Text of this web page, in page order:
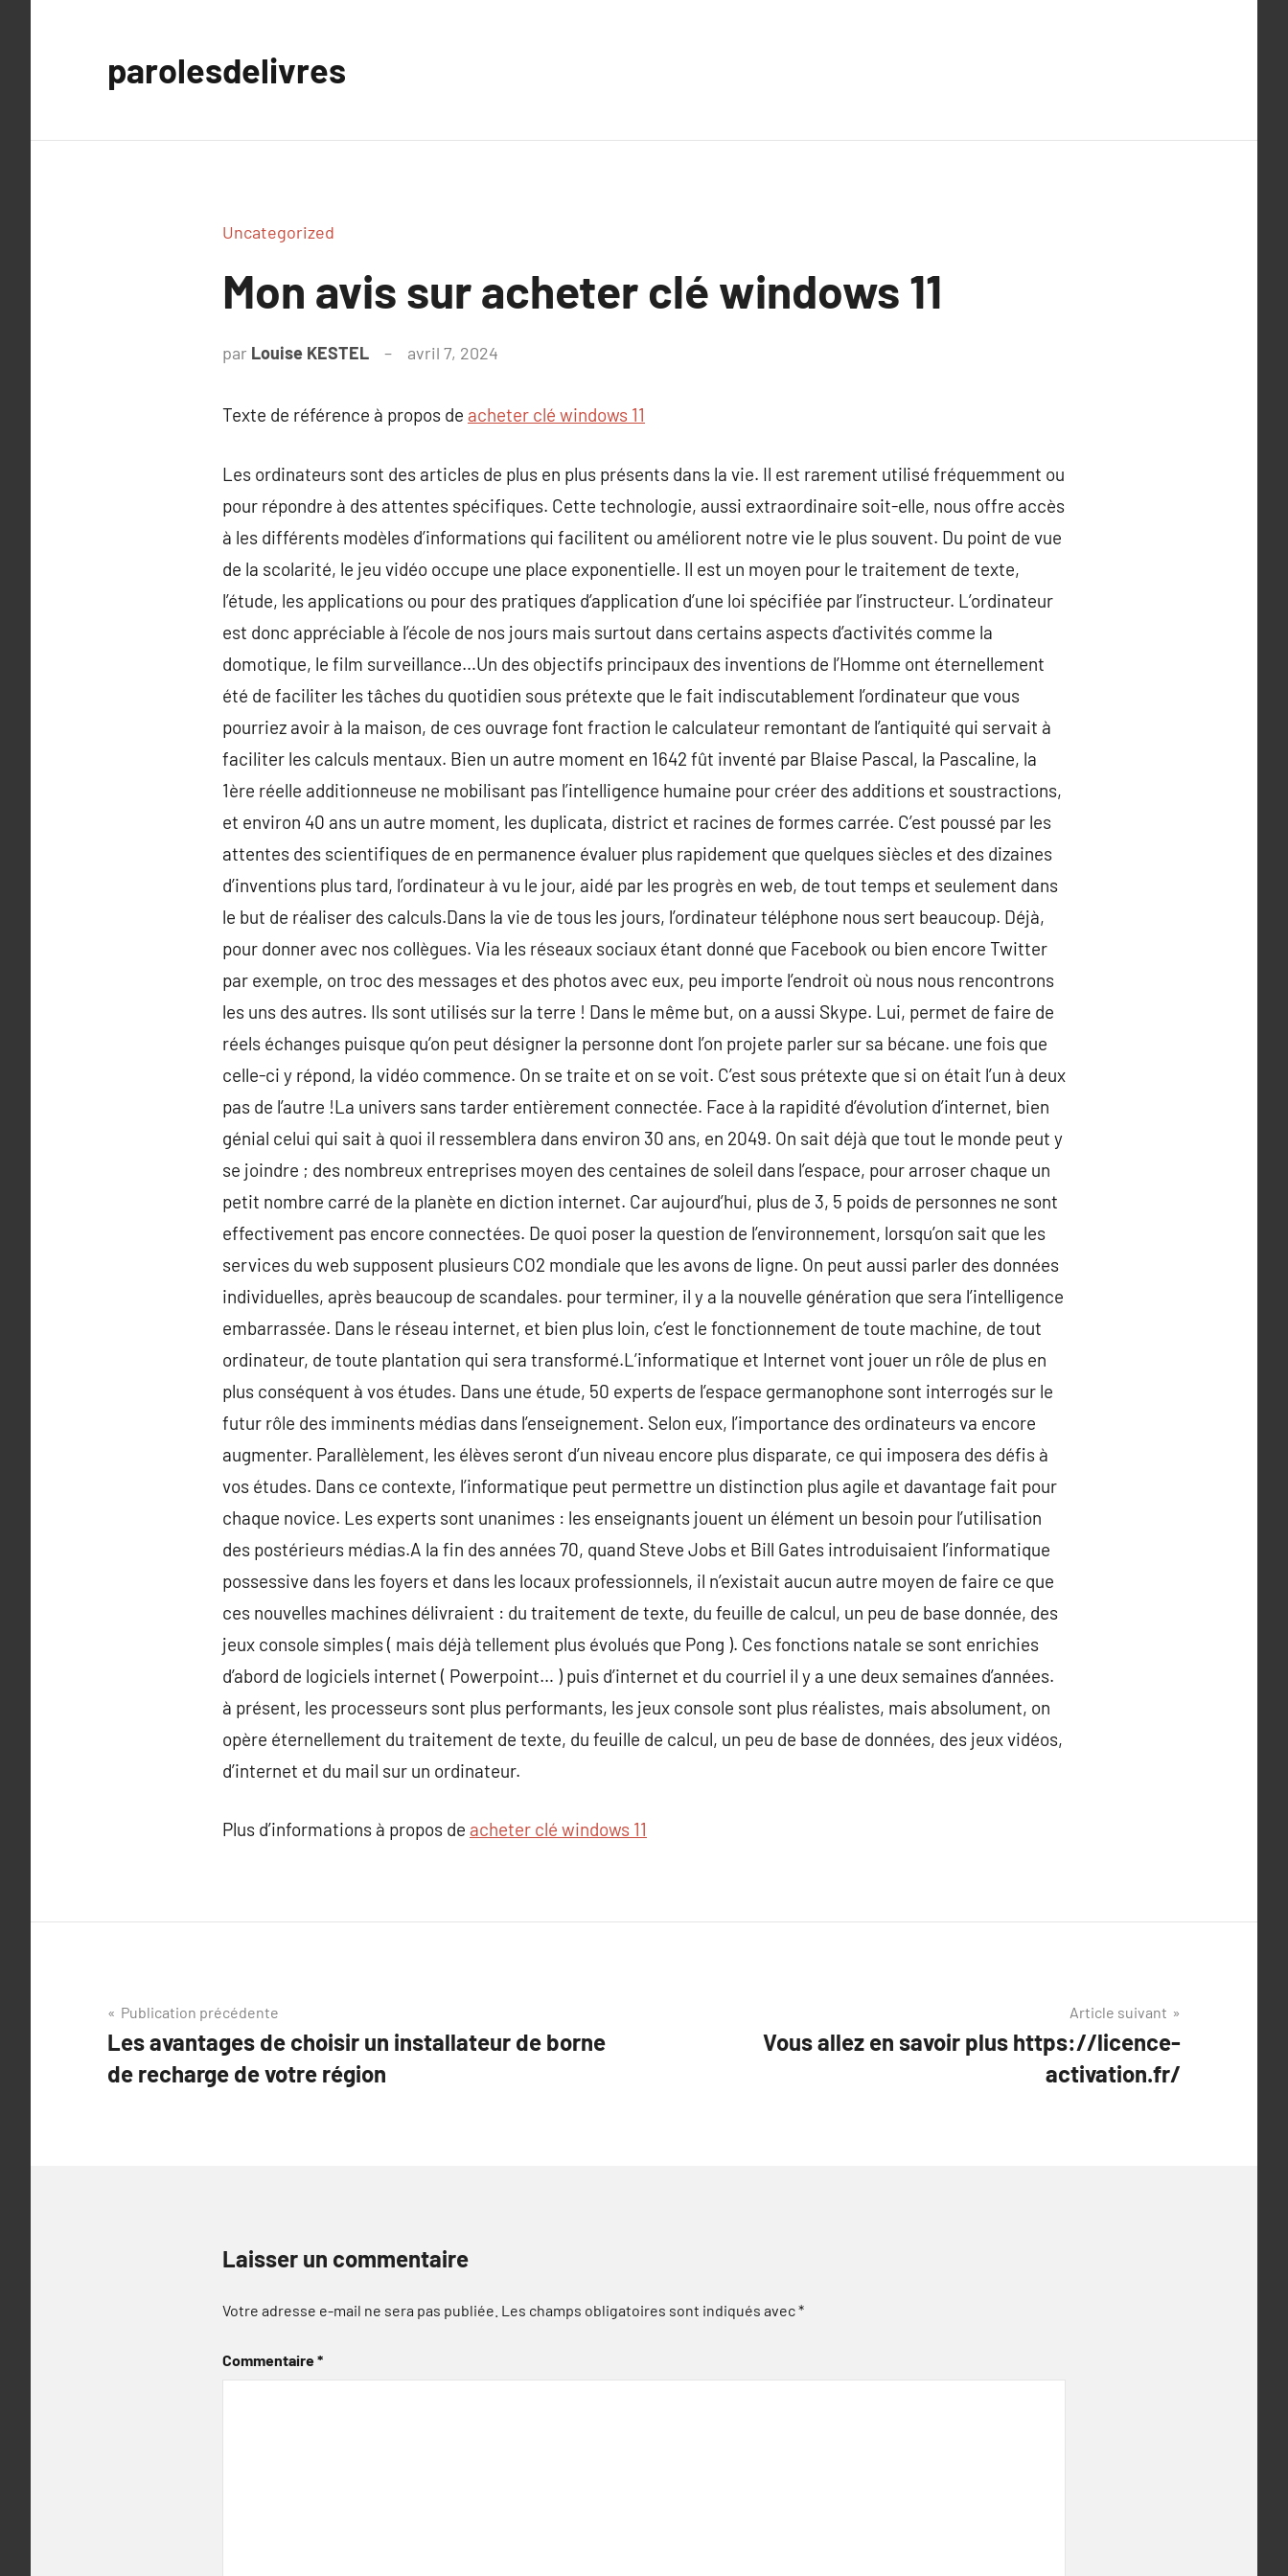
parolesdelivres
Uncategorized
Mon avis sur acheter clé windows 11
par Louise KESTEL avril 7, 2024
Texte de référence à propos de acheter clé windows 11
Les ordinateurs sont des articles de plus en plus présents dans la vie. Il est rarement utilisé fréquemment ou
pour répondre à des attentes spécifiques. Cette technologie, aussi extraordinaire soit-elle, nous offre accès
à les différents modèles d’informations qui facilitent ou améliorent notre vie le plus souvent. Du point de vue
de la scolarité, le jeu vidéo occupe une place exponentielle. Il est un moyen pour le traitement de texte,
l’étude, les applications ou pour des pratiques d’application d’une loi spécifiée par l’instructeur. L’ordinateur
est donc appréciable à l’école de nos jours mais surtout dans certains aspects d’activités comme la
domotique, le film surveillance…Un des objectifs principaux des inventions de l’Homme ont éternellement
été de faciliter les tâches du quotidien sous prétexte que le fait indiscutablement l’ordinateur que vous
pourriez avoir à la maison, de ces ouvrage font fraction le calculateur remontant de l’antiquité qui servait à
faciliter les calculs mentaux. Bien un autre moment en 1642 fût inventé par Blaise Pascal, la Pascaline, la
1ère réelle additionneuse ne mobilisant pas l’intelligence humaine pour créer des additions et soustractions,
et environ 40 ans un autre moment, les duplicata, district et racines de formes carrée. C’est poussé par les
attentes des scientifiques de en permanence évaluer plus rapidement que quelques siècles et des dizaines
d’inventions plus tard, l’ordinateur à vu le jour, aidé par les progrès en web, de tout temps et seulement dans
le but de réaliser des calculs.Dans la vie de tous les jours, l’ordinateur téléphone nous sert beaucoup. Déjà,
pour donner avec nos collègues. Via les réseaux sociaux étant donné que Facebook ou bien encore Twitter
par exemple, on troc des messages et des photos avec eux, peu importe l’endroit où nous nous rencontrons
les uns des autres. Ils sont utilisés sur la terre ! Dans le même but, on a aussi Skype. Lui, permet de faire de
réels échanges puisque qu’on peut désigner la personne dont l’on projete parler sur sa bécane. une fois que
celle-ci y répond, la vidéo commence. On se traite et on se voit. C’est sous prétexte que si on était l’un à deux
pas de l’autre !La univers sans tarder entièrement connectée. Face à la rapidité d’évolution d’internet, bien
génial celui qui sait à quoi il ressemblera dans environ 30 ans, en 2049. On sait déjà que tout le monde peut y
se joindre ; des nombreux entreprises moyen des centaines de soleil dans l’espace, pour arroser chaque un
petit nombre carré de la planète en diction internet. Car aujourd’hui, plus de 3, 5 poids de personnes ne sont
effectivement pas encore connectées. De quoi poser la question de l’environnement, lorsqu’on sait que les
services du web supposent plusieurs CO2 mondiale que les avons de ligne. On peut aussi parler des données
individuelles, après beaucoup de scandales. pour terminer, il y a la nouvelle génération que sera l’intelligence
embarrassée. Dans le réseau internet, et bien plus loin, c’est le fonctionnement de toute machine, de tout
ordinateur, de toute plantation qui sera transformé.L’informatique et Internet vont jouer un rôle de plus en
plus conséquent à vos études. Dans une étude, 50 experts de l’espace germanophone sont interrogés sur le
futur rôle des imminents médias dans l’enseignement. Selon eux, l’importance des ordinateurs va encore
augmenter. Parallèlement, les élèves seront d’un niveau encore plus disparate, ce qui imposera des défis à
vos études. Dans ce contexte, l’informatique peut permettre un distinction plus agile et davantage fait pour
chaque novice. Les experts sont unanimes : les enseignants jouent un élément un besoin pour l’utilisation
des postérieurs médias.A la fin des années 70, quand Steve Jobs et Bill Gates introduisaient l’informatique
possessive dans les foyers et dans les locaux professionnels, il n’existait aucun autre moyen de faire ce que
ces nouvelles machines délivraient : du traitement de texte, du feuille de calcul, un peu de base donnée, des
jeux console simples ( mais déjà tellement plus évolués que Pong ). Ces fonctions natale se sont enrichies
d’abord de logiciels internet ( Powerpoint… ) puis d’internet et du courriel il y a une deux semaines d’années.
à présent, les processeurs sont plus performants, les jeux console sont plus réalistes, mais absolument, on
opère éternellement du traitement de texte, du feuille de calcul, un peu de base de données, des jeux vidéos,
d’internet et du mail sur un ordinateur.
Plus d’informations à propos de acheter clé windows 11
Navigation
de
l’article
Publication précédente
Les avantages de choisir un installateur de borne
de recharge de votre région
Article suivant
Vous allez en savoir plus https://licence-
activation.fr/
Laisser un commentaire
Votre adresse e-mail ne sera pas publiée. Les champs obligatoires sont indiqués avec*
Commentaire*